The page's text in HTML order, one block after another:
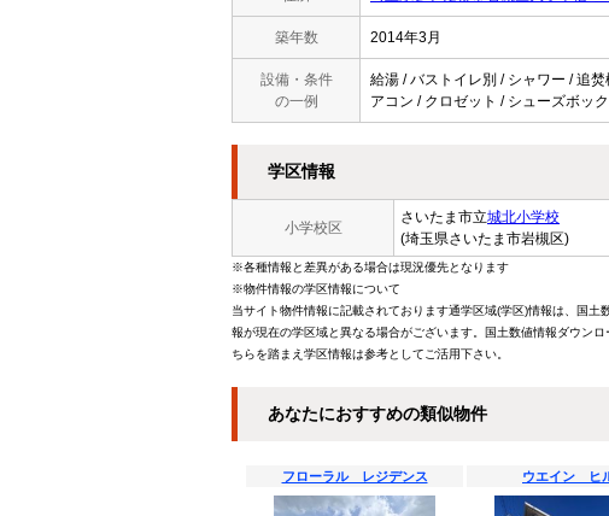
築年数 2014年3月
設備・条件
の一例
給湯 / バストイレ別 / シャワー / 追
アコン / クロゼット / シューズボッ
学区情報
小学校区
さいたま市立城北小学校
(埼玉県さいたま市岩槻区)
※各種情報と差異がある場合は現況優先となります
※物件情報の学区情報について
当サイト物件情報に記載されております通学区域(学区)情報は、国
報が現在の学区域と異なる場合がございます。国土数値情報ダウン
ちらを踏まえ学区情報は参考としてご活用下さい。
あなたにおすすめの類似物件
フローラル レジデンス ウエイン ヒ